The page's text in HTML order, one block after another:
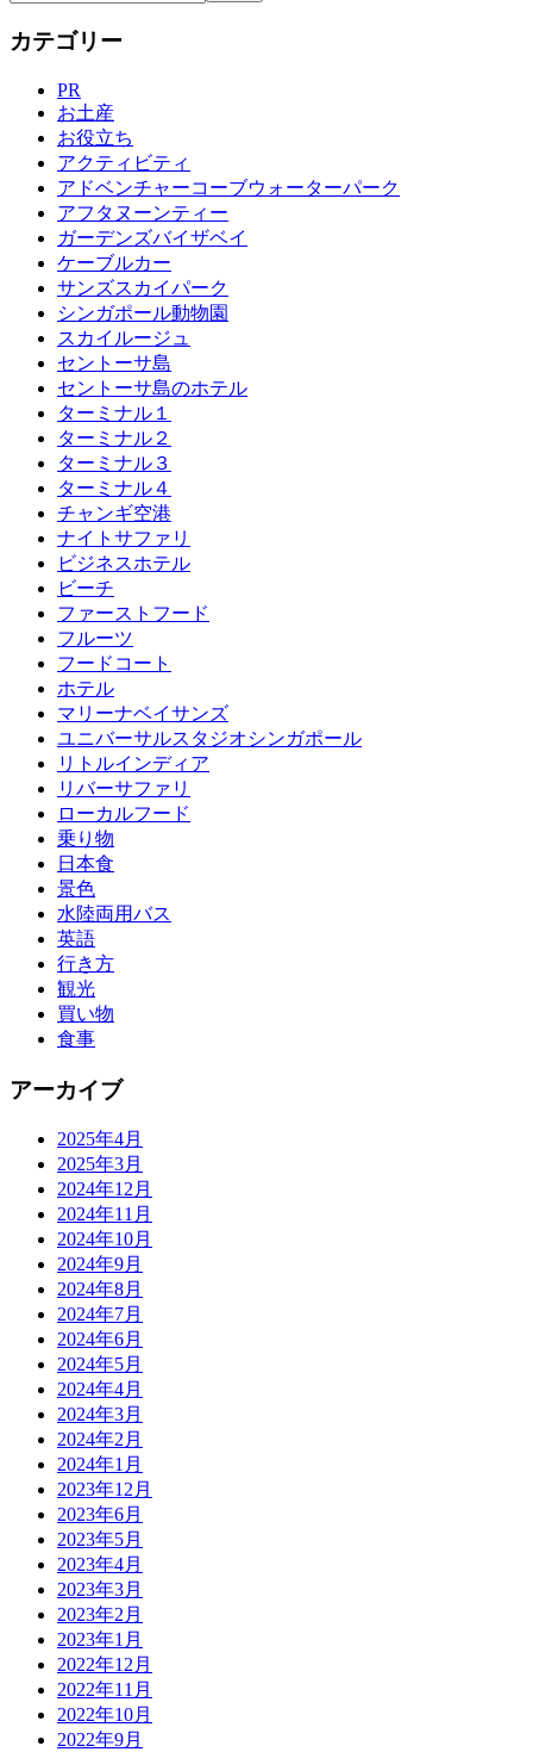
カテゴリー
PR
お土産
お役立ち
アクティビティ
アドベンチャーコーブウォーターパーク
アフタヌーンティー
ガーデンズバイザベイ
ケーブルカー
サンズスカイパーク
シンガポール動物園
スカイルージュ
セントーサ島
セントーサ島のホテル
ターミナル１
ターミナル２
ターミナル３
ターミナル４
チャンギ空港
ナイトサファリ
ビジネスホテル
ビーチ
ファーストフード
フルーツ
フードコート
ホテル
マリーナベイサンズ
ユニバーサルスタジオシンガポール
リトルインディア
リバーサファリ
ローカルフード
乗り物
日本食
景色
水陸両用バス
英語
行き方
観光
買い物
食事
アーカイブ
2025年4月
2025年3月
2024年12月
2024年11月
2024年10月
2024年9月
2024年8月
2024年7月
2024年6月
2024年5月
2024年4月
2024年3月
2024年2月
2024年1月
2023年12月
2023年6月
2023年5月
2023年4月
2023年3月
2023年2月
2023年1月
2022年12月
2022年11月
2022年10月
2022年9月